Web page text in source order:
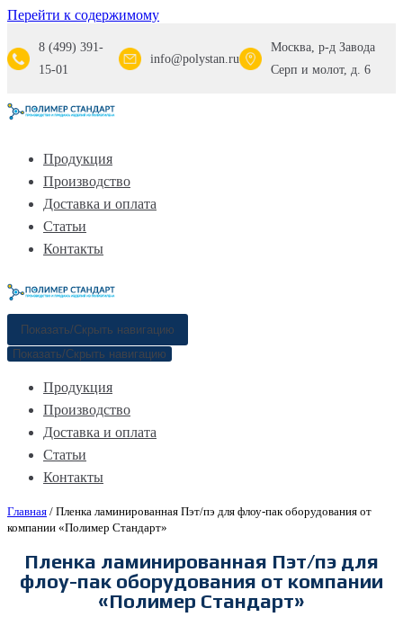
Перейти к содержимому
8 (499) 391-
15-01
info@polystan.ru
Москва, р-д Завода
Серп и молот, д. 6
Продукция
Производство
Доставка и оплата
Статьи
Контакты
Показать/Скрыть навигацию
Показать/Скрыть навигацию
Продукция
Производство
Доставка и оплата
Статьи
Контакты
Главная / Пленка ламинированная Пэт/пэ для флоу-пак оборудования от
компании «Полимер Стандарт»
Пленка ламинированная Пэт/пэ для
флоу-пак оборудования от компании
«Полимер Стандарт»